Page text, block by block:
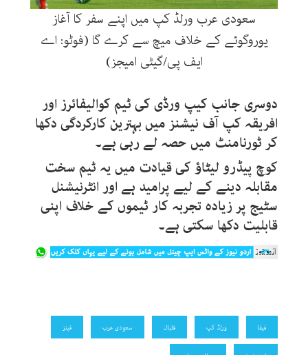
سعودی عرب ورلڈ کپ میں اپنے سفر کا آغاز
یوروگوئے کے خلاف میچ سے کرے گا (فوٹو: اے
ایف پی/گیٹی امیجز)
دوسری جانب کیپ ورڈی کی ٹیم کوالیفائرز اور
افریقہ کپ آف نیشنز میں بہترین کارکردگی دکھا
کر ٹورنامنٹ میں حصہ لے رہی ہے۔
کوچ پیڈرو لیٹاؤ کی قیادت میں یہ ٹیم سخت
مقابلہ دینے کے لیے پرامید ہے اور انٹرنیشنل
سٹیج پر زیادہ تجربہ کار ٹیموں کے خلاف اپنی
قابلیت دکھا سکتی ہے۔
فیفا ورلڈ کپ فٹبال سعودی عرب فینز